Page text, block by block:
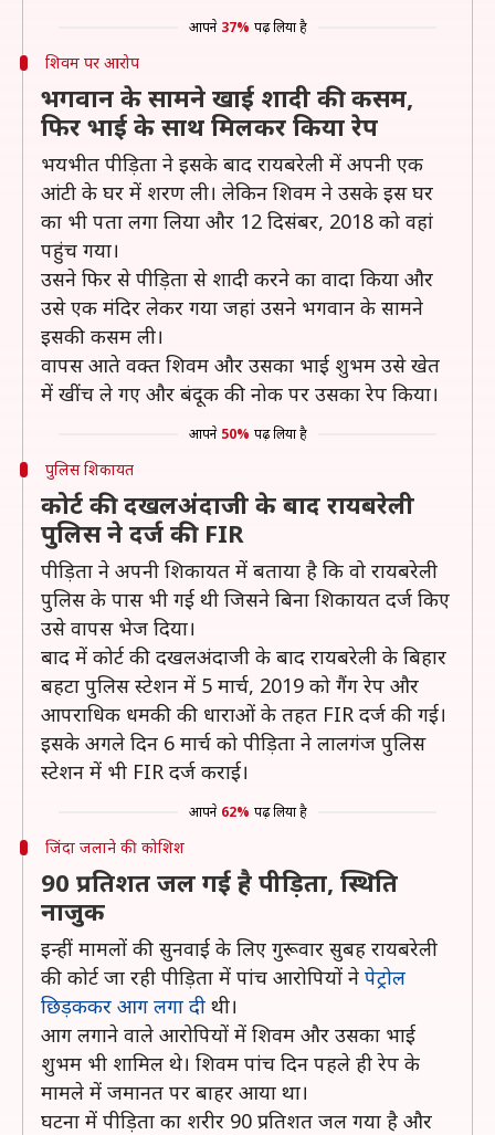
आपने 37% पढ़ लिया है
शिवम पर आरोप
भगवान के सामने खाई शादी की कसम,
फिर भाई के साथ मिलकर किया रेप
भयभीत पीड़िता ने इसके बाद रायबरेली में अपनी एक
आंटी के घर में शरण ली। लेकिन शिवम ने उसके इस घर
का भी पता लगा लिया और 12 दिसंबर, 2018 को वहां
पहुंच गया।
उसने फिर से पीड़िता से शादी करने का वादा किया और
उसे एक मंदिर लेकर गया जहां उसने भगवान के सामने
इसकी कसम ली।
वापस आते वक्त शिवम और उसका भाई शुभम उसे खेत
में खींच ले गए और बंदूक की नोक पर उसका रेप किया।
आपने 50% पढ़ लिया है
पुलिस शिकायत
कोर्ट की दखलअंदाजी के बाद रायबरेली
पुलिस ने दर्ज की FIR
पीड़िता ने अपनी शिकायत में बताया है कि वो रायबरेली
पुलिस के पास भी गई थी जिसने बिना शिकायत दर्ज किए
उसे वापस भेज दिया।
बाद में कोर्ट की दखलअंदाजी के बाद रायबरेली के बिहार
बहटा पुलिस स्टेशन में 5 मार्च, 2019 को गैंग रेप और
आपराधिक धमकी की धाराओं के तहत FIR दर्ज की गई।
इसके अगले दिन 6 मार्च को पीड़िता ने लालगंज पुलिस
स्टेशन में भी FIR दर्ज कराई।
आपने 62% पढ़ लिया है
जिंदा जलाने की कोशिश
90 प्रतिशत जल गई है पीड़िता, स्थिति
नाजुक
इन्हीं मामलों की सुनवाई के लिए गुरूवार सुबह रायबरेली
की कोर्ट जा रही पीड़िता में पांच आरोपियों ने पेट्रोल
छिड़ककर आग लगा दी थी।
आग लगाने वाले आरोपियों में शिवम और उसका भाई
शुभम भी शामिल थे। शिवम पांच दिन पहले ही रेप के
मामले में जमानत पर बाहर आया था।
घटना में पीड़िता का शरीर 90 प्रतिशत जल गया है और